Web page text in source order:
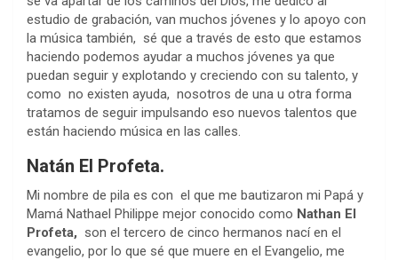
estudio de grabación, van muchos jóvenes y lo apoyo con
la música también, sé que a través de esto que estamos
haciendo podemos ayudar a muchos jóvenes ya que
puedan seguir y explotando y creciendo con su talento, y
como no existen ayuda, nosotros de una u otra forma
tratamos de seguir impulsando eso nuevos talentos que
están haciendo música en las calles.
Natán El Profeta.
Mi nombre de pila es con el que me bautizaron mi Papá y
Mamá Nathael Philippe mejor conocido como Nathan El
Profeta, son el tercero de cinco hermanos nací en el
evangelio, por lo que sé que muere en el Evangelio, me